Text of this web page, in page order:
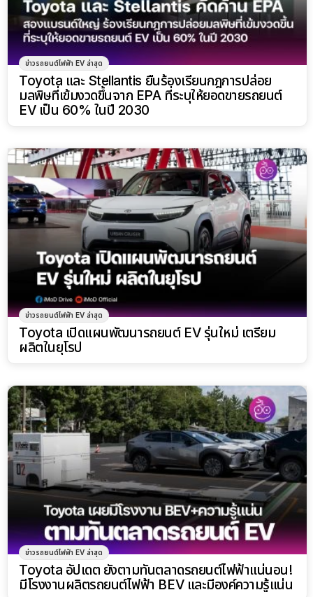
ข่าวรถยนต์ไฟฟ้า EV ล่าสุด
Toyota และ Stellantis ยื่นร้องเรียนกฎการปล่อย
มลพิษที่เข้มงวดขึ้นจาก EPA ที่ระบุให้ยอดขายรถยนต์
EV เป็น 60% ในปี 2030
ข่าวรถยนต์ไฟฟ้า EV ล่าสุด
Toyota เปิดแผนพัฒนารถยนต์ EV รุ่นใหม่ เตรียม
ผลิตในยุโรป
ข่าวรถยนต์ไฟฟ้า EV ล่าสุด
Toyota อัปเดต ยังตามทันตลาดรถยนต์ไฟฟ้าแน่นอน!
มีโรงงานผลิตรถยนต์ไฟฟ้า BEV และมีองค์ความรู้แน่น